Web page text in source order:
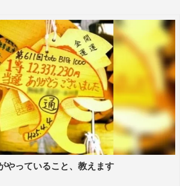
）後11・30より放送
やっていること、教えます